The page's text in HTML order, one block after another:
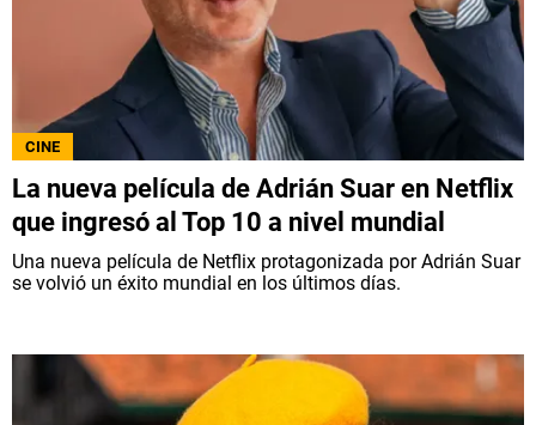
CINE
La nueva película de Adrián Suar en Netflix
que ingresó al Top 10 a nivel mundial
Una nueva película de Netflix protagonizada por Adrián Suar
se volvió un éxito mundial en los últimos días.